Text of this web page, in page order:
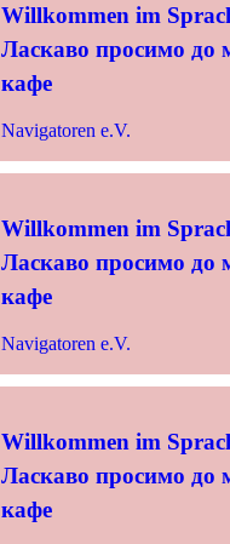
Willkommen im
Ласкаво просимо до
кафе
Navigatoren e.V.
Willkommen im
Ласкаво просимо до
кафе
Navigatoren e.V.
Willkommen im
Ласкаво просимо до
кафе